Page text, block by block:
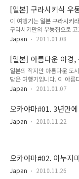
지마 2편 - 생굴요리,사슴,오
마 세토우치 여행기) [일..
이세키요리! - 유바라온센 2
현, 일본 세토우치, 유노쿠라
유바라온센 1편 (오카야마
루야 료칸) [일본] 미야지마
미지만쥬! (일본 히로시마
치 여행기) [일본] 세토우치
오카야마,유바라온센,오노미..
[일본] 구라시키식 우
의 오랜 맛집
이 여행기는 일본 구라시키
구라시키만의 우동집으로
간이 길어질 수 있으니 기다
Japan 2011.01.08
[일본] 아름다운 야경,
일본의 작지만 아름다운 도
담은 여행기입니다. 이 아름
습니다. 통이미지로 제작해
Japan 2011.01.07
오카야마#01. 3년만
시내로, 도요코인오카
Japan 2010.11.22
오카야마#02. 이누지
남아 있는 인기 드라마
Japan 2010.11.26